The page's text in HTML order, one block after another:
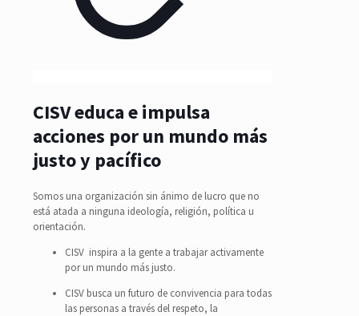
CISV educa e impulsa
acciones por un mundo más
justo y pacífico
Somos una organización sin ánimo de lucro que no
está atada a ninguna ideología, religión, política u
orientación.
CISV inspira a la gente a trabajar activamente
por un mundo más justo.
CISV busca un futuro de convivencia para todas
las personas a través del respeto, la